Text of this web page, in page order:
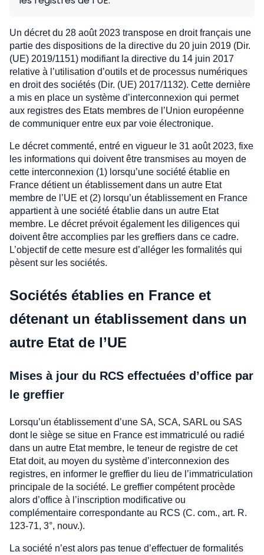
Un décret du 28 août 2023 transpose en droit français une
partie des dispositions de la directive du 20 juin 2019 (Dir.
(UE) 2019/1151) modifiant la directive du 14 juin 2017
relative à l’utilisation d’outils et de processus numériques
en droit des sociétés (Dir. (UE) 2017/1132). Cette dernière
a mis en place un système d’interconnexion qui permet
aux registres des Etats membres de l’Union européenne
de communiquer entre eux par voie électronique.
Le décret commenté, entré en vigueur le 31 août 2023, fixe
les informations qui doivent être transmises au moyen de
cette interconnexion (1) lorsqu’une société établie en
France détient un établissement dans un autre Etat
membre de l’UE et (2) lorsqu’un établissement en France
appartient à une société établie dans un autre Etat
membre. Le décret prévoit également les diligences qui
doivent être accomplies par les greffiers dans ce cadre.
L’objectif de cette mesure est d’alléger les formalités qui
pèsent sur les sociétés.
Sociétés établies en France et
détenant un établissement dans un
autre Etat de l’UE
Mises à jour du RCS effectuées d’office par
le greffier
Lorsqu’un établissement d’une SA, SCA, SARL ou SAS
dont le siège se situe en France est immatriculé ou radié
dans un autre Etat membre, le teneur de registre de cet
Etat doit, au moyen du système d’interconnexion des
registres, en informer le greffier du lieu de l’immatriculation
principale de la société. Le greffier compétent procède
alors d’office à l’inscription modificative ou
complémentaire correspondante au RCS (C. com., art. R.
123-71, 3°, nouv.).
La société n’est alors pas tenue d’effectuer de formalités